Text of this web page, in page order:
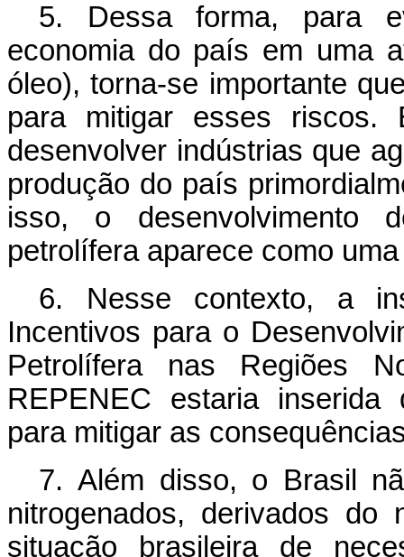
5. Dessa forma, para
economia do país em uma
óleo), torna-se importante
para mitigar esses riscos.
desenvolver indústrias que
produção do país
isso, o desenvolvimento
petrolífera aparece como
6. Nesse contexto, a
Incentivos para o
Petrolífera nas Regiões
REPENEC estaria inserida
para mitigar as
7. Além disso, o Brasil
nitrogenados, derivados do
situação brasileira de